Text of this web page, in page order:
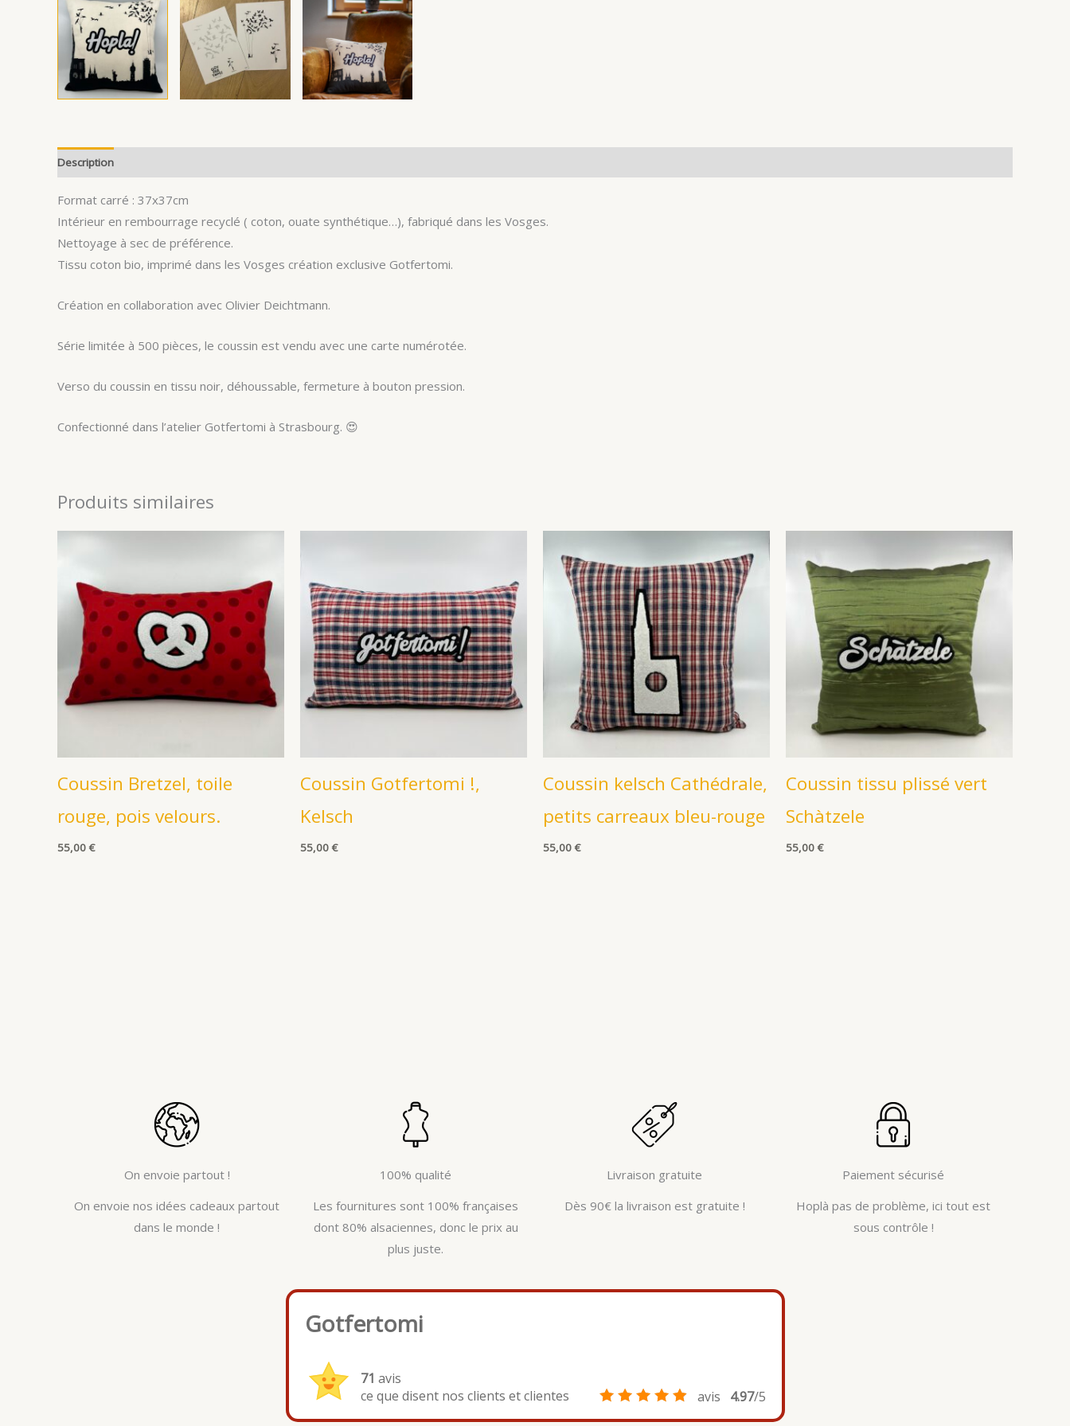
Description
Format carré : 37x37cm
Intérieur en rembourrage recyclé ( coton, ouate synthétique…), fabriqué dans les Vosges.
Nettoyage à sec de préférence.
Tissu coton bio, imprimé dans les Vosges création exclusive Gotfertomi.
Création en collaboration avec Olivier Deichtmann.
Série limitée à 500 pièces, le coussin est vendu avec une carte numérotée.
Verso du coussin en tissu noir, déhoussable, fermeture à bouton pression.
Confectionné dans l’atelier Gotfertomi à Strasbourg. 😍
Produits similaires
Coussin Bretzel, toile
rouge, pois velours.
55,00 €
Coussin Gotfertomi !,
Kelsch
55,00 €
Coussin kelsch Cathédrale,
petits carreaux bleu-rouge
55,00 €
Coussin tissu plissé vert
Schàtzele
55,00 €
On envoie partout !
On envoie nos idées cadeaux partout
dans le monde !
100% qualité
Les fournitures sont 100% françaises
dont 80% alsaciennes, donc le prix au
plus juste.
Livraison gratuite
Dès 90€ la livraison est gratuite !
Paiement sécurisé
Hoplà pas de problème, ici tout est
sous contrôle !
Gotfertomi
71 avis
ce que disent nos clients et clientes
avis 4.97/5